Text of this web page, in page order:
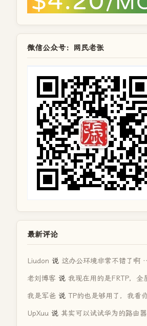
微信公众号：网民老张
最新评论
Liudon 说 这办公环境非常不错了啊
老刘博客 说 我现在用的是FRTP，
我是军爸 说 TP的也是够用了，我看
UpXuu 说 其实可以试试华为的路由